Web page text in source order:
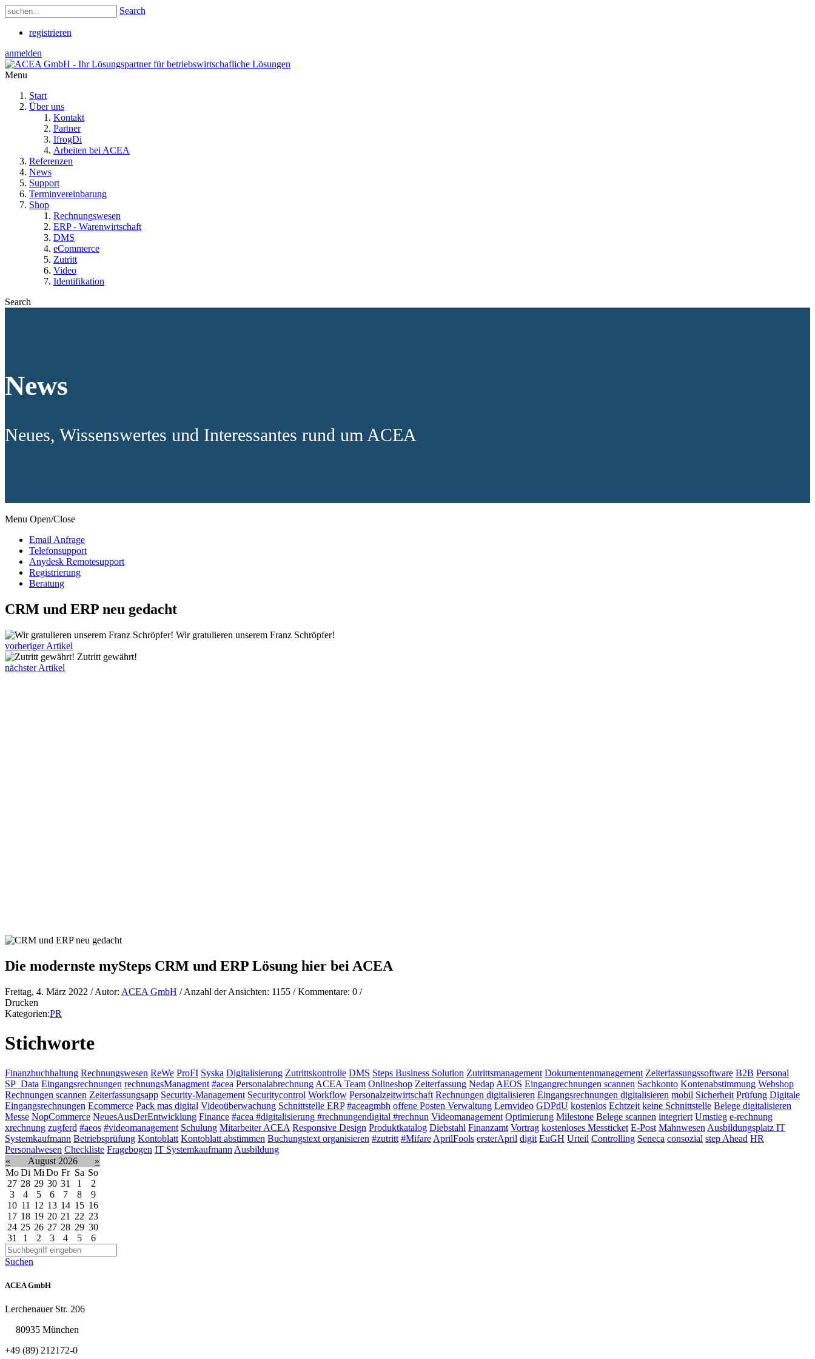
Search
registrieren
anmelden
Menu
Start
Über uns
Kontakt
Partner
IfrogDi
Arbeiten bei ACEA
Referenzen
News
Support
Terminvereinbarung
Shop
Rechnungswesen
ERP - Warenwirtschaft
DMS
eCommerce
Zutritt
Video
Identifikation
Search
News
Neues, Wissenswertes und Interessantes rund um ACEA
Menu Open/Close
Email Anfrage
Telefonsupport
Anydesk Remotesupport
Registrierung
Beratung
CRM und ERP neu gedacht
Wir gratulieren unserem Franz Schröpfer!
vorheriger Artikel
Zutritt gewährt!
nächster Artikel
Die modernste mySteps CRM und ERP Lösung hier bei ACEA
Freitag, 4. März 2022 / Autor: ACEA GmbH / Anzahl der Ansichten: 1155 / Kommentare: 0 /
Drucken
Kategorien:PR
Stichworte
Finanzbuchhaltung Rechnungswesen ReWe ProFI Syska Digitalisierung Zutrittskontrolle DMS Steps Business Solution Zutrittsmanagement Dokumentenmanagement Zeiterfassungssoftware B2B Personal
SP_Data Eingangsrechnungen rechnungsManagment #acea Personalabrechnung ACEA Team Onlineshop Zeiterfassung Nedap AEOS Eingangrechnungen scannen Sachkonto Kontenabstimmung Webshop
Rechnungen scannen Zeiterfassungsapp Security-Management Securitycontrol Workflow Personalzeitwirtschaft Rechnungen digitalisieren Eingangsrechnungen digitalisieren mobil Sicherheit Prüfung Digitale
Eingangsrechnungen Ecommerce Pack mas digital Videoüberwachung Schnittstelle ERP #aceagmbh offene Posten Verwaltung Lernvideo GDPdU kostenlos Echtzeit keine Schnittstelle Belege digitalisieren
Messe NopCommerce NeuesAusDerEntwicklung Finance #acea #digitalisierung #rechnungendigital #rechnun Videomanagement Optimierung Milestone Belege scannen integriert Umstieg e-rechnung
xrechnung zugferd #aeos #videomanagement Schulung Mitarbeiter ACEA Responsive Design Produktkatalog Diebstahl Finanzamt Vortrag kostenloses Messticket E-Post Mahnwesen Ausbildungsplatz IT
Systemkaufmann Betriebsprüfung Kontoblatt Kontoblatt abstimmen Buchungstext organisieren #zutritt #Mifare AprilFools ersterApril digit EuGH Urteil Controlling Seneca consozial step Ahead HR
Personalwesen Checkliste Fragebogen IT Systemkaufmann Ausbildung
«
August 2026
»
Mo Di Mi Do Fr Sa So
27 28 29 30 31 1
2
3
4 5 6 7 8
9
10 11 12 13 14 15 16
17 18 19 20 21 22 23
24 25 26 27 28 29 30
31
1 2 3 4 5 6
Suchen
ACEA GmbH
Lerchenauer Str. 206
80935 München
+49 (89) 212172-0